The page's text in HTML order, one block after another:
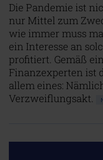
Die Pandemie ist
nur Mittel zum
wie immer muss
ein Interesse an
profitiert. Gemäß
Finanzexperten ist
allem eines:
Verzweiflungsakt.